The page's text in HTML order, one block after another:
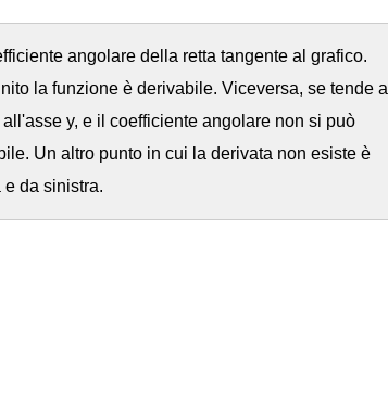
angolare della retta tangente al grafico.
la funzione è derivabile. Viceversa, se tende a
y, e il coefficiente angolare non si può
Un altro punto in cui la derivata non esiste è
da sinistra.